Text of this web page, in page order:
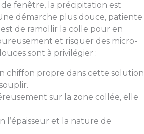
fenêtre, la précipitation est
démarche plus douce, patiente
de ramollir la colle pour en
et risquer des micro-
sont à privilégier :
chiffon propre dans cette solution
sur la zone collée, elle
l’épaisseur et la nature de